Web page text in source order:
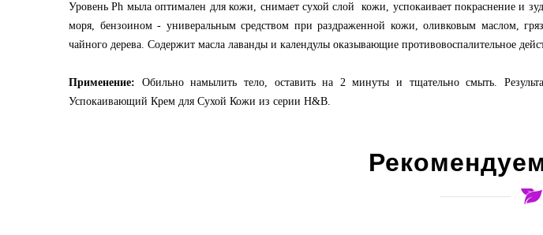
Уровень Ph мыла оптимален для кожи, снимает сухой слой кожи, успокаивает покраснение и
моря, бензоином - универальным средством при раздраженной кожи, оливковым маслом,
чайного дерева. Содержит масла лаванды и календулы оказывающие противовоспалительное
Применение: Обильно намылить тело, оставить на 2 минуты и тщательно смыть.
Успокаивающий Крем для Сухой Кожи из серии H&B.